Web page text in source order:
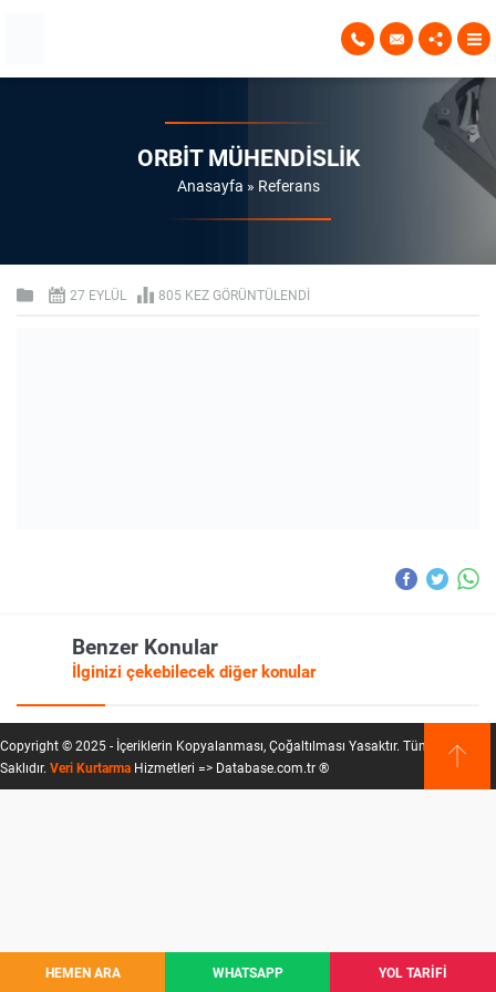
ORBIT MÜHENDISLIK
Anasayfa » Referans
27 EYLÜL 805 KEZ GÖRÜNTÜLENDI
Benzer Konular
İlginizi çekebilecek diğer konular
Copyright © 2025 - İçeriklerin Kopyalanması, Çoğaltılması Yasaktır. Tüm Hakları
Saklıdır. Veri Kurtarma Hizmetleri => Database.com.tr ®
HEMEN ARA WHATSAPP YOL TARİFİ